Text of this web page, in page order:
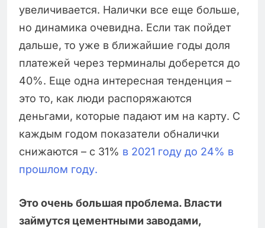
увеличивается. Налички все еще больше,
но динамика очевидна. Если так пойдет
дальше, то уже в ближайшие годы доля
платежей через терминалы доберется до
40%. Еще одна интересная тенденция –
это то, как люди распоряжаются
деньгами, которые падают им на карту. С
каждым годом показатели обналички
снижаются – с 31% в 2021 году до 24% в
прошлом году.
Это очень большая проблема. Власти
займутся цементными заводами,